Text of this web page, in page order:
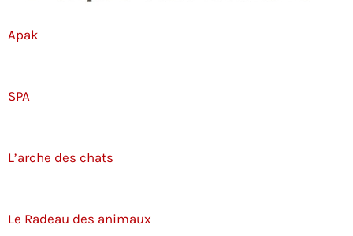
Apak
SPA
L’arche des chats
Le Radeau des animaux